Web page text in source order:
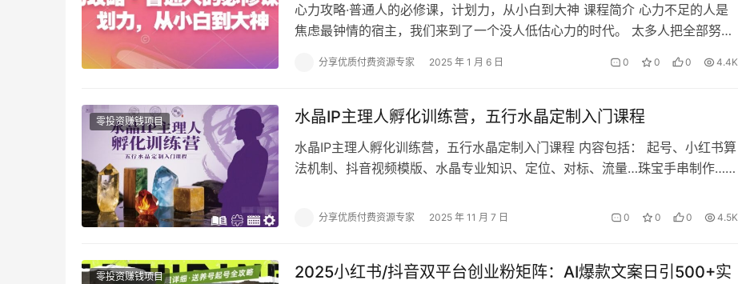
心力攻略·普通人的必修课，计划力，从小白到大神 课程简介 心力不足的人是
焦虑最钟情的宿主，我们来到了一个没人低估心力的时代。 太多人把全部努力
分享优质付费资源专家 2025 年 1 月 6 日 0 0 0 4.4K
零投资赚钱项目 水晶IP主理人孵化训练营，五行水晶定制入门课程
水晶IP主理人孵化训练营，五行水晶定制入门课程 内容包括： 起号、小红书算
法机制、抖音视频模版、水晶专业知识、定位、对标、流量…珠宝手串制作…
分享优质付费资源专家 2025 年 11 月 7 日 0 0 0 4.5K
零投资赚钱项目
2025小红书/抖音双平台创业粉矩阵：AI爆款文案日引500+实